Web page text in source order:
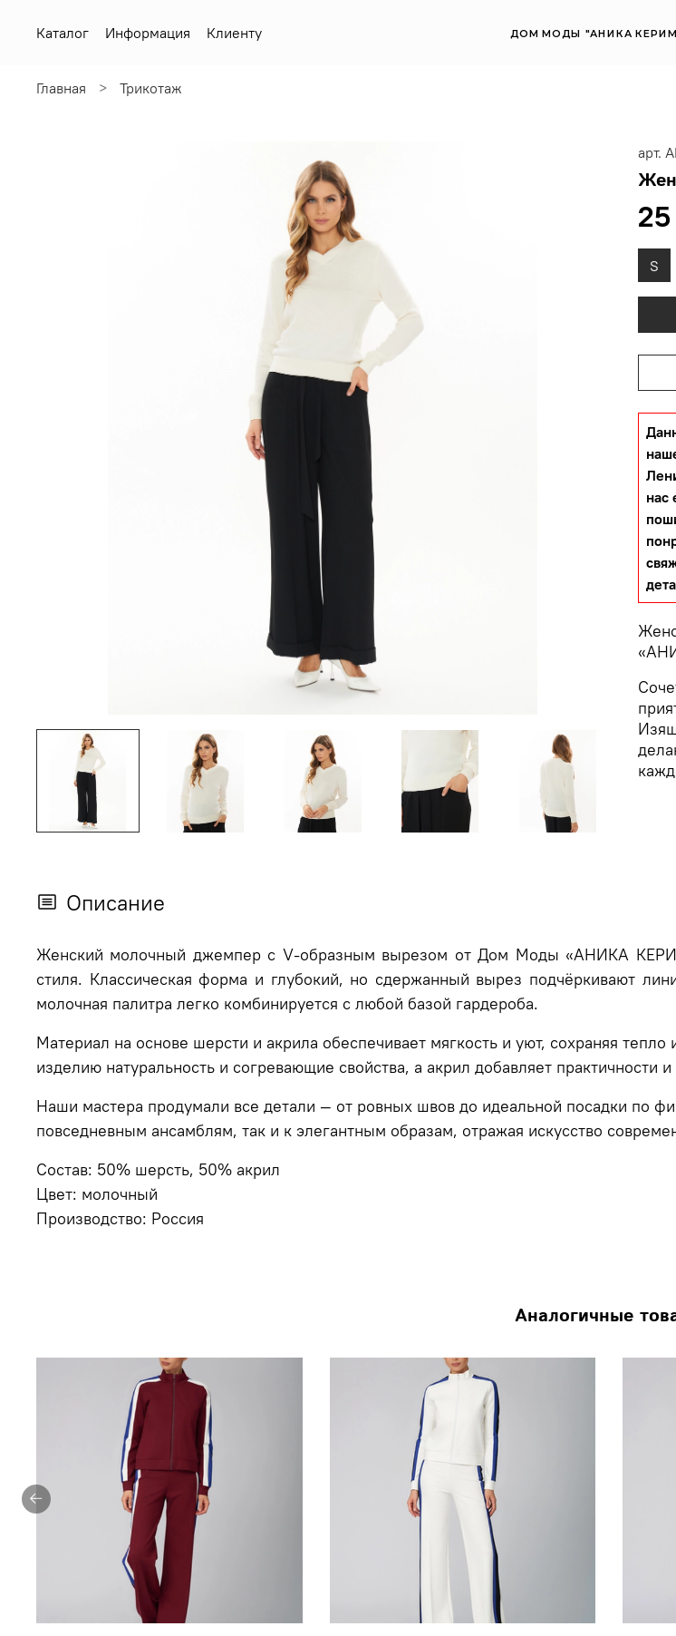
ДОМ МОДЫ "АНИКА
Каталог Информация Клиенту
Главная Трикотаж
арт.
нас
S
Описание
Женский молочный джемпер с V-образным вырезом от Дом Моды «АНИКА
стиля. Классическая форма и глубокий, но сдержанный вырез подчёркивают
молочная палитра легко комбинируется с любой базой гардероба.
Материал на основе шерсти и акрила обеспечивает мягкость и уют, сохраняя
изделию натуральность и согревающие свойства, а акрил добавляет практичности и
Наши мастера продумали все детали — от ровных швов до идеальной посадки по
повседневным ансамблям, так и к элегантным образам, отражая искусство
Состав: 50% шерсть, 50% акрил
Цвет: молочный
Производство: Россия
Аналогичные